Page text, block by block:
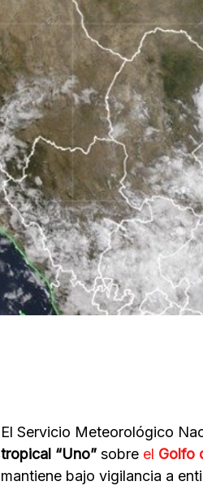
El Servicio Meteorológico
tropical “Uno” sobre el Golfo
mantiene bajo vigilancia a